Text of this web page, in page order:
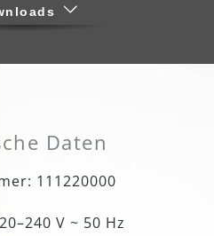
Daten
111220000
V ~ 50 Hz